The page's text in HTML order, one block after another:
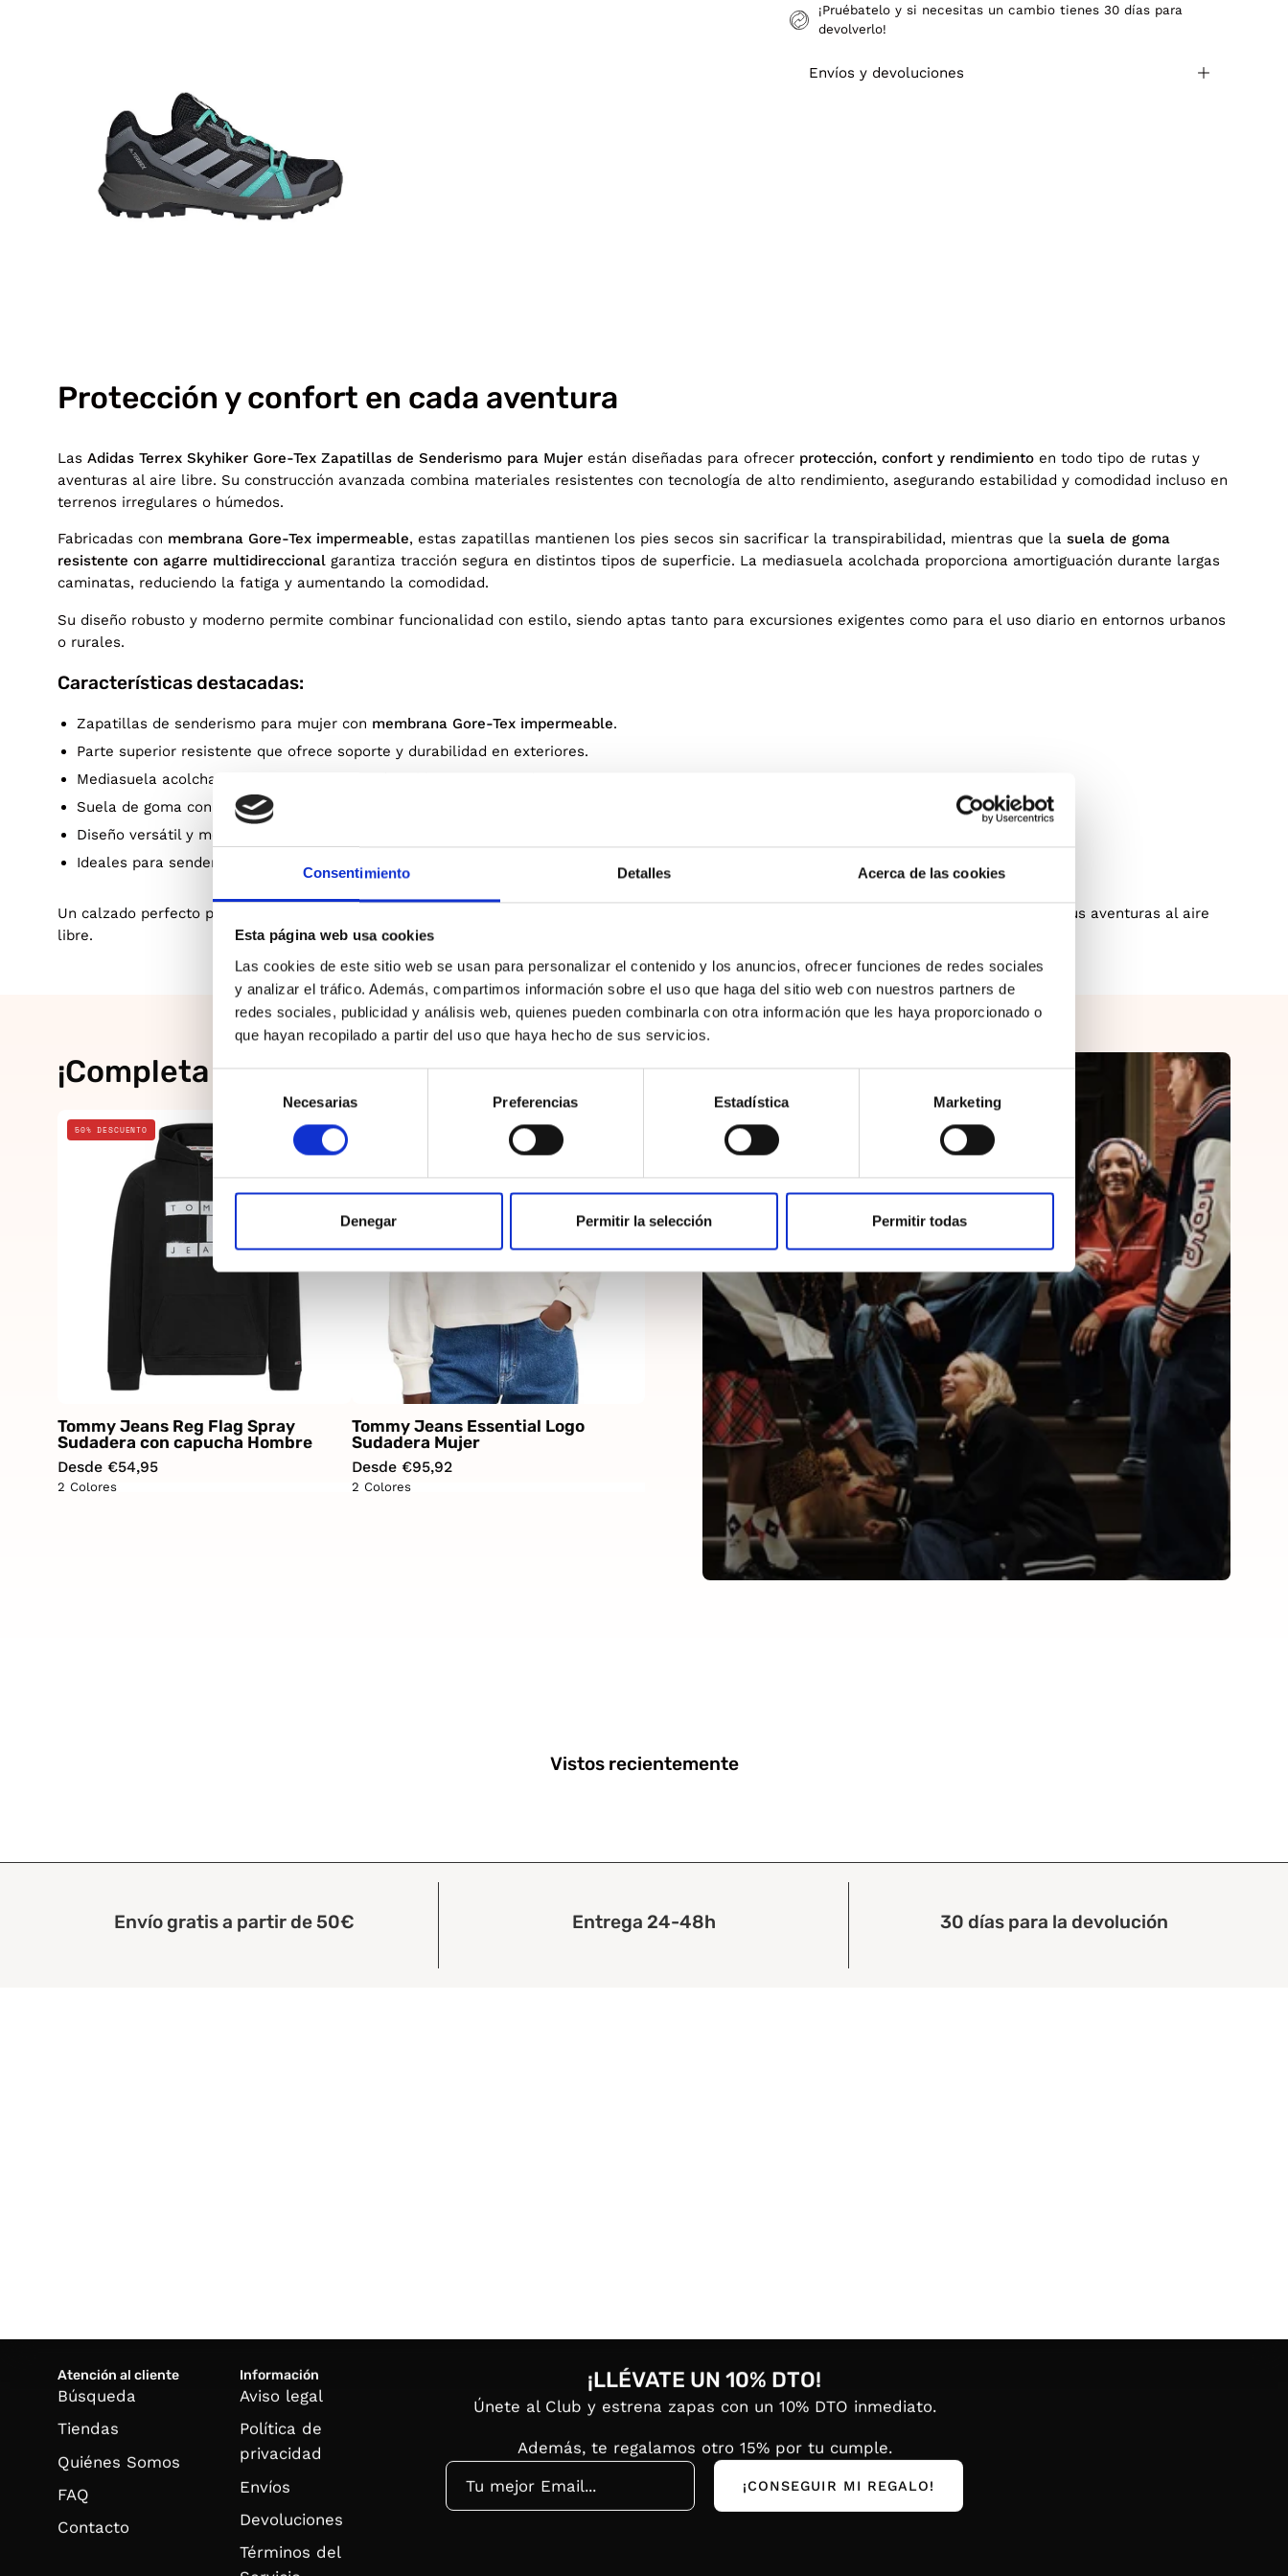
Consentimiento Detalles Acerca de las cookies
Esta página web usa cookies
Las cookies de este sitio web se usan para personalizar el contenido y los anuncios, ofrecer funciones de redes sociales
y analizar el tráfico. Además, compartimos información sobre el uso que haga del sitio web con nuestros partners de
redes sociales, publicidad y análisis web, quienes pueden combinarla con otra información que les haya proporcionado o
que hayan recopilado a partir del uso que haya hecho de sus servicios.
consentimiento
Necesarias Preferencias Estadística Marketing
Denegar Permitir la selección Permitir todas
¡Pruébatelo y si necesitas un cambio tienes 30 días para
devolverlo!
Envíos y devoluciones
Protección y confort en cada aventura
Las Adidas Terrex Skyhiker Gore-Tex Zapatillas de Senderismo para Mujer están diseñadas para ofrecer protección, confort y rendimiento en todo tipo de rutas y
aventuras al aire libre. Su construcción avanzada combina materiales resistentes con tecnología de alto rendimiento, asegurando estabilidad y comodidad incluso en
terrenos irregulares o húmedos.
Fabricadas con membrana Gore-Tex impermeable, estas zapatillas mantienen los pies secos sin sacrificar la transpirabilidad, mientras que la suela de goma
resistente con agarre multidireccional garantiza tracción segura en distintos tipos de superficie. La mediasuela acolchada proporciona amortiguación durante largas
caminatas, reduciendo la fatiga y aumentando la comodidad.
Su diseño robusto y moderno permite combinar funcionalidad con estilo, siendo aptas tanto para excursiones exigentes como para el uso diario en entornos urbanos
o rurales.
Características destacadas:
Zapatillas de senderismo para mujer con membrana Gore-Tex impermeable.
Parte superior resistente que ofrece soporte y durabilidad en exteriores.
Mediasuela acolchada para una pisada confortable y amortiguada.
Suela de goma con
agarre multidireccional
Diseño versátil y moderno, apto para rutas de montaña y uso diario.
Ideales para senderismo, trekking o actividades al aire libre prolongadas.
Un calzado perfecto para mujeres que buscan
, combinando estilo y funcionalidad en cada paso durante sus aventuras al aire
libre.
¡Completa el look!
Negro
50% DESCUENTO
Tommy Jeans Reg Flag Spray
Sudadera con capucha Hombre
Desde €54,95
2 Colores
Blanco
Tommy Jeans Essential Logo
Sudadera Mujer
Desde €95,92
2 Colores
Vistos recientemente
Envío gratis a partir de 50€ Entrega 24-48h 30 días para la devolución
Atención al cliente
Búsqueda
Tiendas
Quiénes Somos
FAQ
Contacto
Información
Aviso legal
Política de
privacidad
Envíos
Devoluciones
Términos del
¡LLÉVATE UN 10% DTO!
Únete al Club y estrena zapas con un 10% DTO inmediato.
Además, te regalamos otro 15% por tu cumple.
¡CONSEGUIR MI REGALO!